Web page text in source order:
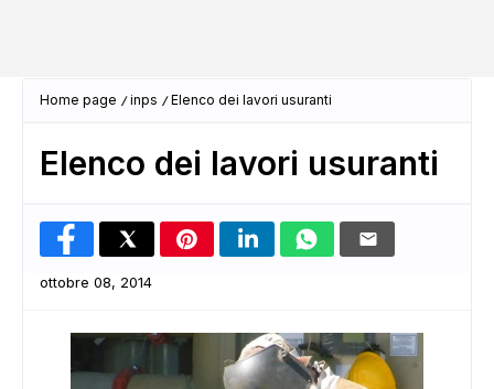
Home page inps Elenco dei lavori usuranti
Elenco dei lavori usuranti
ottobre 08, 2014